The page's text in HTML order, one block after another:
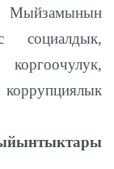
социалдык,